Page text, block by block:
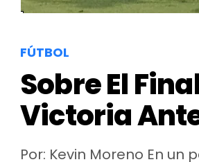
FÚTBOL
Sobre El
Victoria
Por: Kevin Moreno En